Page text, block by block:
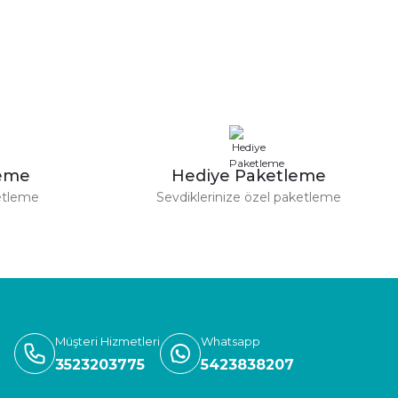
Hediye Paketleme
Sevdiklerinize özel paketleme
Müşteri Hizmetleri
3523203775
Whatsapp
5423838207